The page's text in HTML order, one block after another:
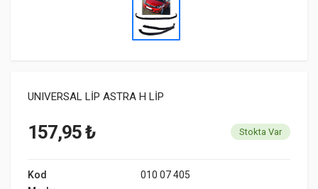
UNIVERSAL LİP ASTRA H LİP
157,95 ₺ Stokta Var
Kod
010 07 405